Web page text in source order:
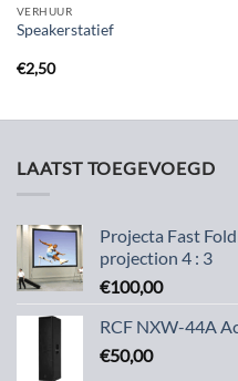
VERHUUR
Speakerstatief
€2,50
LAATST TOEGEVOEGD
Projecta Fast
projection 4 : 3
€100,00
RCF NXW-44A
€50,00